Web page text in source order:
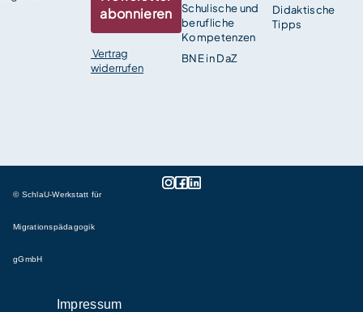
Schulische und
berufliche
Kompetenzen
BNE in DaZ
Didaktische
Tipps
abonnieren
Vertrag
widerrufen
© SchlaU-Werkstatt für
Migrationspädagogik
gGmbH
Impressum